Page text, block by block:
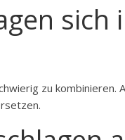
sich
zu kombinieren.